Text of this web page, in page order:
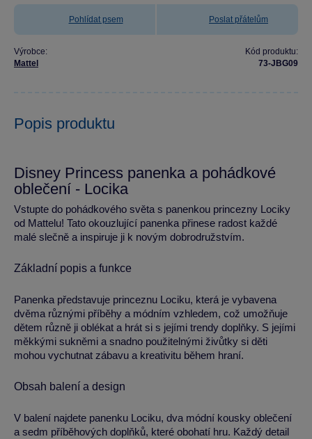
Pohlídat psem Poslat přátelům
Výrobce:
Mattel
Kód produktu:
73-JBG09
Popis produktu
Disney Princess panenka a pohádkové
oblečení - Locika
Vstupte do pohádkového světa s panenkou princezny Lociky
od Mattelu! Tato okouzlující panenka přinese radost každé
malé slečně a inspiruje ji k novým dobrodružstvím.
Základní popis a funkce
Panenka představuje princeznu Lociku, která je vybavena
dvěma různými příběhy a módním vzhledem, což umožňuje
dětem různě ji oblékat a hrát si s jejími trendy doplňky. S jejími
měkkými sukněmi a snadno použitelnými živůtky si děti
mohou vychutnat zábavu a kreativitu během hraní.
Obsah balení a design
V balení najdete panenku Lociku, dva módní kousky oblečení
a sedm příběhových doplňků, které obohatí hru. Každý detail